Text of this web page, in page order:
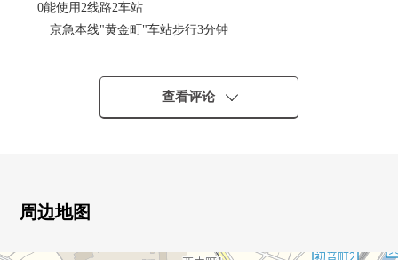
0能使用2线路2车站
京急本线"黄金町"车站步行3分钟
0对在大冈川的成排的樱树和公园的W Front感到四季的位置
02023年3月築，防震构造Mansion
0野村不动产株式会社开发并分售的Proud系列
0到底能把LDK和西式房间为沃尔门使用接在一起，也可以
0会话兴奋起来的开放式厨房
查看评论
周边地图